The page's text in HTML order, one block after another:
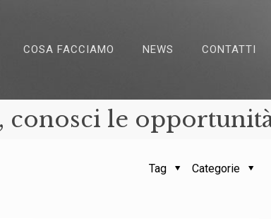
COSA FACCIAMO NEWS CONTATTI
conosci le
Categorie
Tag